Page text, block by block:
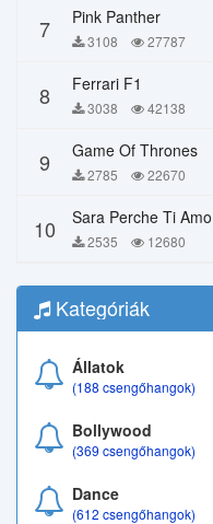
7 Pink Panther
3108 27787
8 Ferrari F1
3038 42138
9 Game Of Thrones
2785 22670
10 2535 12680
Kategóriák
Állatok
(188 csengőhangok)
Bollywood
(369 csengőhangok)
Dance
(612 csengőhangok)